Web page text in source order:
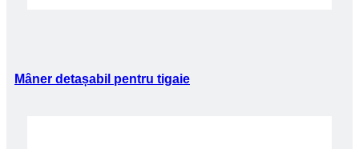
Mâner detașabil pentru tigaie